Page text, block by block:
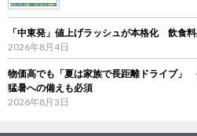
「中東発」値上げラッシュが本格化 飲食
2026年8月4日
物価高でも「夏は家族で長距離ドライブ」
猛暑への備えも必須
2026年8月3日